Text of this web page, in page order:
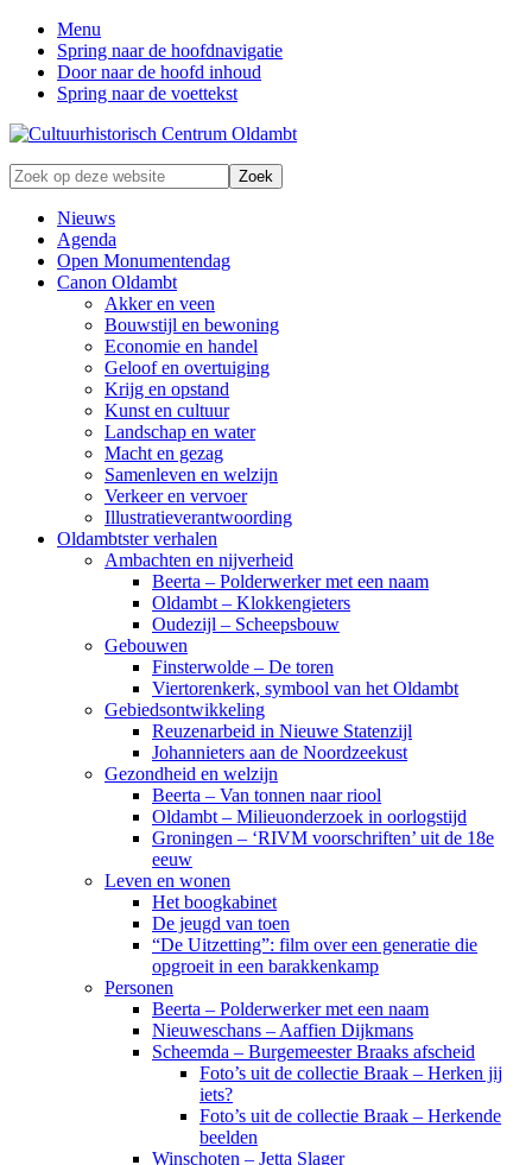
Menu
Spring naar de hoofdnavigatie
Door naar de hoofd inhoud
Spring naar de voettekst
Zonder
verleden
geen
toekomst
Zoek
op
deze
website
Nieuws
Agenda
Open Monumentendag
Canon Oldambt
Akker en veen
Bouwstijl en bewoning
Economie en handel
Geloof en overtuiging
Krijg en opstand
Kunst en cultuur
Landschap en water
Macht en gezag
Samenleven en welzijn
Verkeer en vervoer
Illustratieverantwoording
Oldambtster verhalen
Ambachten en nijverheid
Beerta – Polderwerker met een naam
Oldambt – Klokkengieters
Oudezijl – Scheepsbouw
Gebouwen
Finsterwolde – De toren
Viertorenkerk, symbool van het Oldambt
Gebiedsontwikkeling
Reuzenarbeid in Nieuwe Statenzijl
Johannieters aan de Noordzeekust
Gezondheid en welzijn
Beerta – Van tonnen naar riool
Oldambt – Milieuonderzoek in oorlogstijd
Groningen – ‘RIVM voorschriften’ uit de 18e
eeuw
Leven en wonen
Het boogkabinet
De jeugd van toen
“De Uitzetting”: film over een generatie die
opgroeit in een barakkenkamp
Personen
Beerta – Polderwerker met een naam
Nieuweschans – Aaffien Dijkmans
Scheemda – Burgemeester Braaks afscheid
Foto’s uit de collectie Braak – Herken jij
iets?
Foto’s uit de collectie Braak – Herkende
beelden
Winschoten – Jetta Slager